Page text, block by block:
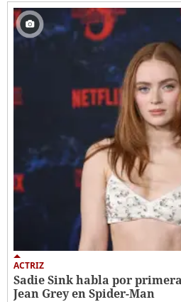
ACTRIZ
Sadie Sink habla por
Jean Grey en Spider-Man